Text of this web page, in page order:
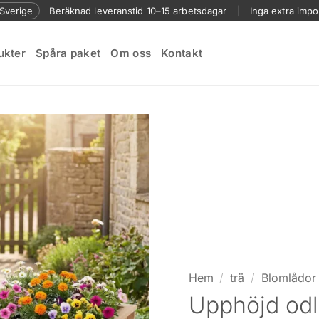
Beräknad leveranstid 10–15 arbetsdagar Inga extra
Spåra paket Om oss Kontakt
Hem / trä /
Upphöjd